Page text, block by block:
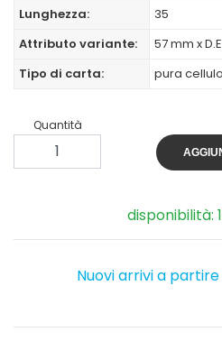
Lunghezza:
35
Attributo variante:
57 mm x
Tipo di carta:
pura
Quantità
disponibilità:
Nuovi arrivi a